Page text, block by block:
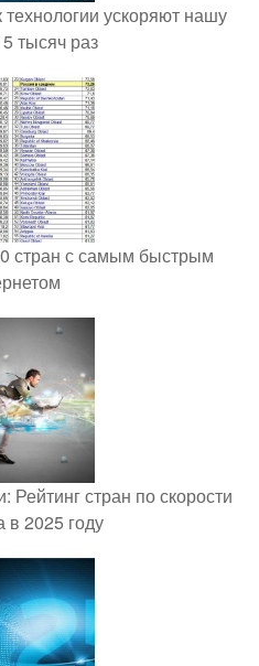
ускоряют нашу
тысяч раз
стран с самым быстрым
Рейтинг стран по скорости
в 2025 году